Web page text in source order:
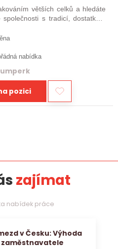
větších celků a hledáte
s tradicí, dostatkem
a
nabídka
pozici
zajímat
nabídek práce
v Česku: Výhoda
zaměstnavatele